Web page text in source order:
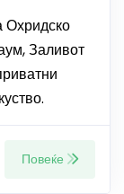
Охридско
Заливот
Повеќе